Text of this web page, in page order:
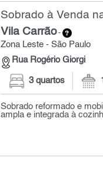
Sobrado à Venda
Vila Carrão-
Zona Leste - São Paulo
Rua Rogério Giorgi
3 quartos
Sobrado reformado e
ampla e integrada à